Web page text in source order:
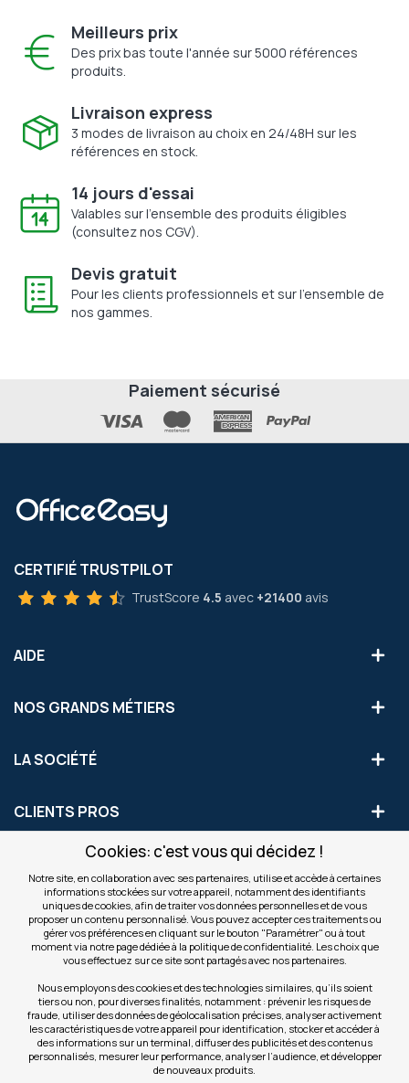
Cookies: c'est vous qui décidez !
Notre site, en collaboration avec ses partenaires, utilise et accède à certaines
informations stockées sur votre appareil, notamment des identifiants
uniques de cookies, afin de traiter vos données personnelles et de vous
proposer un contenu personnalisé. Vous pouvez accepter ces traitements ou
gérer vos préférences en cliquant sur le bouton "Paramétrer" ou à tout
moment via notre page dédiée à la politique de confidentialité. Les choix que
vous effectuez sur ce site sont partagés avec nos partenaires.
Nous employons des cookies et des technologies similaires, qu’ils soient
tiers ou non, pour diverses finalités, notamment : prévenir les risques de
fraude, utiliser des données de géolocalisation précises, analyser activement
les caractéristiques de votre appareil pour identification, stocker et accéder à
des informations sur un terminal, diffuser des publicités et des contenus
personnalisés, mesurer leur performance, analyser l’audience, et développer
de nouveaux produits.
Meilleurs prix
Des prix bas toute l'année sur 5000 références
produits.
Livraison express
3 modes de livraison au choix en 24/48H sur les
références en stock.
14 jours d'essai
Valables sur l'ensemble des produits éligibles
(consultez nos CGV).
Devis gratuit
Pour les clients professionnels et sur l'ensemble de
nos gammes.
Paiement sécurisé
CERTIFIÉ TRUSTPILOT
TrustScore 4.5 avec +21400 avis
AIDE
NOS GRANDS MÉTIERS
LA SOCIÉTÉ
CLIENTS PROS
S'INSCRIRE AUX OFFRES COMMERCIALES
Inscription
notre
newsletter
Valider
NOS SITES